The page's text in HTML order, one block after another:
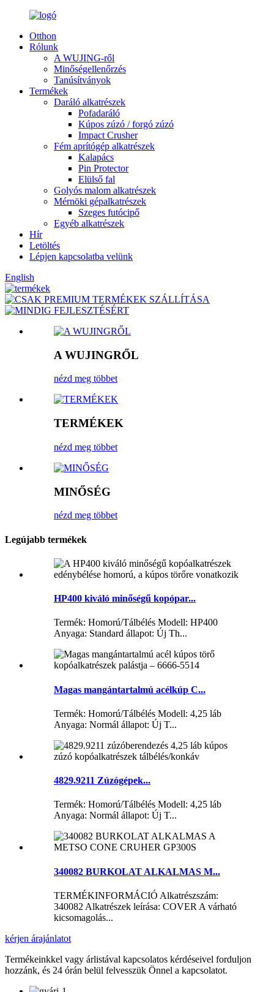
Otthon
Rólunk
A WUJING-ről
Minőségellenőrzés
Tanúsítványok
Termékek
Daráló alkatrészek
Pofadaráló
Kúpos zúzó / forgó zúzó
Impact Crusher
Fém aprítógép alkatrészek
Kalapács
Pin Protector
Elülső fal
Golyós malom alkatrészek
Mérnöki gépalkatrészek
Szeges futócipő
Egyéb alkatrészek
Hír
Letöltés
Lépjen kapcsolatba velünk
English
A WUJINGRŐL
nézd meg többet
TERMÉKEK
nézd meg többet
MINŐSÉG
nézd meg többet
Legújabb termékek
HP400 kiváló minőségű kopópar...
Termék: Homorú/Tálbélés Modell: HP400
Anyaga: Standard állapot: Új Th...
Magas mangántartalmú acélkúp C...
Termék: Homorú/Tálbélés Modell: 4,25 láb
Anyaga: Normál állapot: Új T...
4829.9211 Zúzógépek...
Termék: Homorú/Tálbélés Modell: 4,25 láb
Anyaga: Normál állapot: Új T...
340082 BURKOLAT ALKALMAS M...
TERMÉKINFORMÁCIÓ Alkatrészszám:
340082 Alkatrészek leírása: COVER A várható
kicsomagolás...
kérjen árajánlatot
Termékeinkkel vagy árlistával kapcsolatos kérdéseivel forduljon
hozzánk, és 24 órán belül felvesszük Önnel a kapcsolatot.